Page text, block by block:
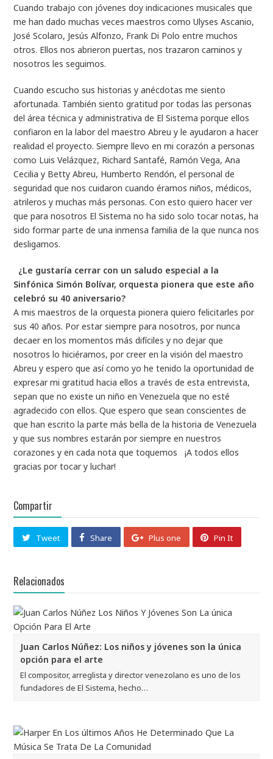
Cuando trabajo con jóvenes doy indicaciones musicales que
me han dado muchas veces maestros como Ulyses Ascanio,
José Scolaro, Jesús Alfonzo, Frank Di Polo entre muchos
otros. Ellos nos abrieron puertas, nos trazaron caminos y
nosotros les seguimos.
Cuando escucho sus historias y anécdotas me siento
afortunada. También siento gratitud por todas las personas
del área técnica y administrativa de El Sistema porque ellos
confiaron en la labor del maestro Abreu y le ayudaron a hacer
realidad el proyecto. Siempre llevo en mi corazón a personas
como Luis Velázquez, Richard Santafé, Ramón Vega, Ana
Cecilia y Betty Abreu, Humberto Rendón, el personal de
seguridad que nos cuidaron cuando éramos niños, médicos,
atrileros y muchas más personas. Con esto quiero hacer ver
que para nosotros El Sistema no ha sido solo tocar notas, ha
sido formar parte de una inmensa familia de la que nunca nos
desligamos.
¿Le gustaría cerrar con un saludo especial a la
Sinfónica Simón Bolívar, orquesta pionera que este año
celebró su 40 aniversario?
A mis maestros de la orquesta pionera quiero felicitarles por
sus 40 años. Por estar siempre para nosotros, por nunca
decaer en los momentos más difíciles y no dejar que
nosotros lo hiciéramos, por creer en la visión del maestro
Abreu y espero que así como yo he tenido la oportunidad de
expresar mi gratitud hacia ellos a través de esta entrevista,
sepan que no existe un niño en Venezuela que no esté
agradecido con ellos. Que espero que sean conscientes de
que han escrito la parte más bella de la historia de Venezuela
y que sus nombres estarán por siempre en nuestros
corazones y en cada nota que toquemos ¡A todos ellos
gracias por tocar y luchar!
Compartir
Tweet Share Plus one Pin It
Relacionados
Juan Carlos Núñez: Los niños y jóvenes son la única
opción para el arte
El compositor, arreglista y director venezolano es uno de los
fundadores de El Sistema, hecho…